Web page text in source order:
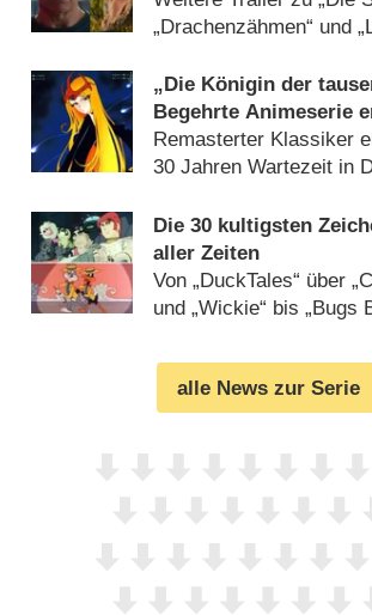
„Drachenzähmen“ und
„Die Königin der
Begehrte Animeserie
auf Blu-ray
Remasterter Klassiker
30 Jahren Wartezeit in
Die 30 kultigsten
aller Zeiten
Von „DuckTales“ über
und „Wickie“ bis „Bugs
alle News zur Serie